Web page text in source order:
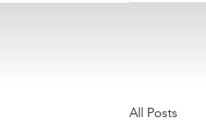
All Posts